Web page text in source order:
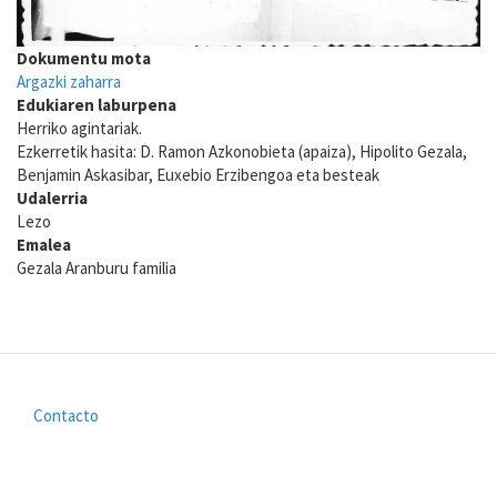
Dokumentu mota
Argazki zaharra
Edukiaren laburpena
Herriko agintariak.
Ezkerretik hasita: D. Ramon Azkonobieta (apaiza), Hipolito Gezala,
Benjamin Askasibar, Euxebio Erzibengoa eta besteak
Udalerria
Lezo
Emalea
Gezala Aranburu familia
Footer
Contacto